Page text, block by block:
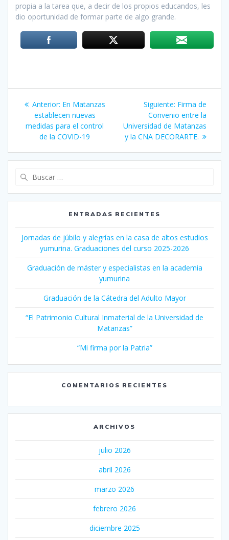
propia a la tarea que, a decir de los propios educandos, les
dio oportunidad de formar parte de algo grande.
Navegación
de
entradas
Anterior: Entrada
anterior:
En Matanzas
establecen nuevas
medidas para el control
de la COVID-19
Siguiente: Siguiente
entrada:
Firma de
Convenio entre la
Universidad de Matanzas
y la CNA DECORARTE.
ENTRADAS RECIENTES
Jornadas de júbilo y alegrías en la casa de altos estudios
yumurina. Graduaciones del curso 2025-2026
Graduación de máster y especialistas en la academia
yumurina
Graduación de la Cátedra del Adulto Mayor
“El Patrimonio Cultural Inmaterial de la Universidad de
Matanzas”
“Mi firma por la Patria”
COMENTARIOS RECIENTES
ARCHIVOS
julio 2026
abril 2026
marzo 2026
febrero 2026
diciembre 2025